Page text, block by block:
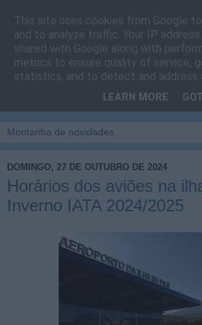
Cais do Pico
Blog sobre um pouco de tudo
vila e ao concelho de São Roque do
DOMINGO, 27 DE OUTUBRO DE 2024
Horários dos aviões na
Inverno IATA 2024/2025
This site uses cookies from Google
and to analyze traffic. Your IP
shared with Google along with
metrics to ensure quality of service,
statistics, and to detect and address
LEARN MORE